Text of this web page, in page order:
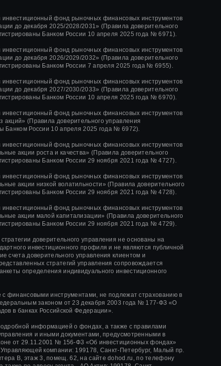
инвестиционный фонд рыночных финансовых инструментов
до декабря 2025/2028/2031» (Правила доверительного
Банком России 10 апреля 2025 года № 6971).
инвестиционный фонд рыночных финансовых инструментов
до декабря 2026/2029/2032» (Правила доверительного
Банком России 7 апреля 2025 года № 6955).
инвестиционный фонд рыночных финансовых инструментов
до декабря 2027/2030/2033» (Правила доверительного
Банком России 10 апреля 2025 года № 6970).
инвестиционный фонд рыночных финансовых инструментов
(Правила доверительного управления
Банком России 10 апреля 2025 года № 6972).
инвестиционный фонд рыночных финансовых инструментов
акции роста и качества» (Правила доверительного
Банком России 29 ноября 2021 года № 4727).
инвестиционный фонд рыночных финансовых инструментов
акции низкой волатильности» (Правила доверительного
Банком России 29 ноября 2021 года № 4728).
инвестиционный фонд рыночных финансовых инструментов
акции малой капитализации» (Правила доверительного
Банком России 29 ноября 2021 года № 4729).
доверительного управления не основаны на
инвестиционного профиля и не являются публичной
счета доверительного управления клиентом и
стратегий управления сопровождается
определения индивидуального инвестиционного
с финансовыми инструментами, не подлежат страхованию в
законом от 23 декабря 2003 года № 177-ФЗ «О
в банках Российской Федерации».
информацией о фондах, а также с правилами
и иными документами, предусмотренными в
от 29.11.2001 № 156-ФЗ «Об инвестиционных фондах»
компании: 199178, Санкт-Петербург, Малый пр.
В, этаж 3, помещ. 62, на сайте dohod.ru, по телефону